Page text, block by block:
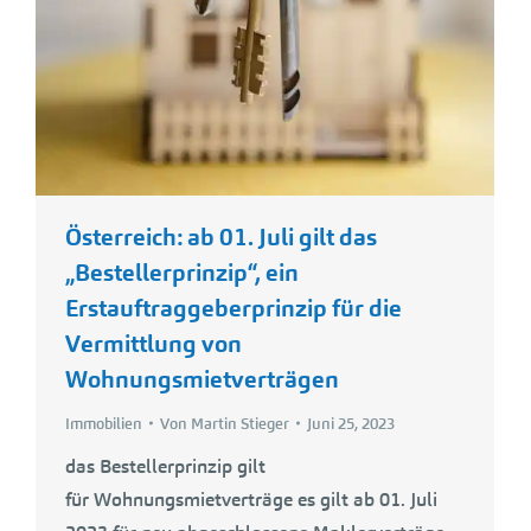
Österreich: ab 01. Juli gilt das
„Bestellerprinzip“, ein
Erstauftraggeberprinzip für die
Vermittlung von
Wohnungsmietverträgen
Immobilien Von Martin Stieger Juni 25, 2023
das Bestellerprinzip gilt
für Wohnungsmietverträge es gilt ab 01. Juli